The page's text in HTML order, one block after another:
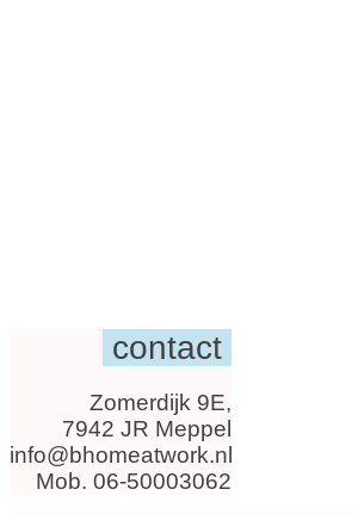
contact
Zomerdijk 9E,
7942 JR Meppel
info@bhomeatwork.nl
Mob. 06-50003062